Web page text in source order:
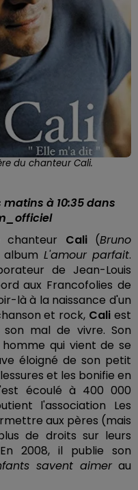
du chanteur Cali.
matins à 10:35 dans
chanteur Cali(Bruno
L'amour parfait.
de Jean-Louis
aux Francofolies de
là à la naissance d'un
et rock, Cali est
mal de vivre. Son
qui vient de se
éloigné de son petit
et les bonifie en
écoulé à 400 000
l'association Les
aux pères (mais
de droits sur leurs
2008, il publie son
savent aimerau